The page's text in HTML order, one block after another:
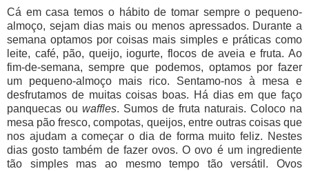
Cá em casa temos o hábito de tomar sempre o pequeno-
almoço, sejam dias mais ou menos apressados. Durante a
semana optamos por coisas mais simples e práticas como
leite, café, pão, queijo, iogurte, flocos de aveia e fruta. Ao
fim-de-semana, sempre que podemos, optamos por fazer
um pequeno-almoço mais rico. Sentamo-nos à mesa e
desfrutamos de muitas coisas boas. Há dias em que faço
panquecas ou waffles. Sumos de fruta naturais. Coloco na
mesa pão fresco, compotas, queijos, entre outras coisas que
nos ajudam a começar o dia de forma muito feliz. Nestes
dias gosto também de fazer ovos. O ovo é um ingrediente
tão simples mas ao mesmo tempo tão versátil. Ovos